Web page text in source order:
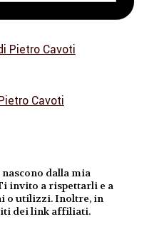
Cavoti
dalla mia
invito a rispettarli e a
o utilizzi. Inoltre, in
dei link affiliati.